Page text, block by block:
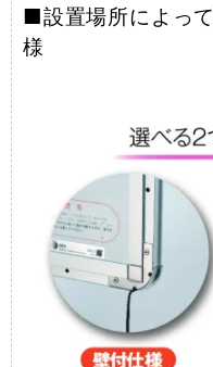
■設置場所によっ
様